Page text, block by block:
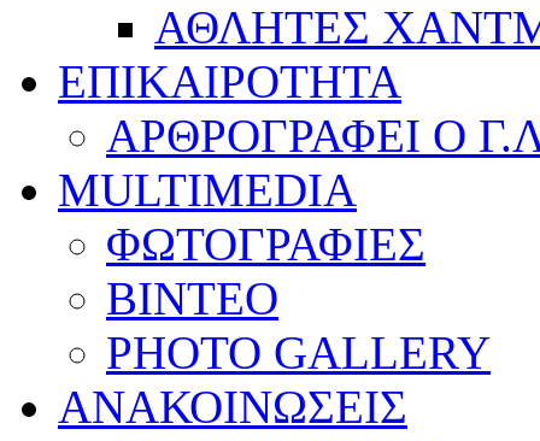
ΑΘΛΗΤΕΣ
ΕΠΙΚΑΙΡΟΤΗΤΑ
ΑΡΘΡΟΓΡΑΦΕΙ Ο
MULTIMEDIA
ΦΩΤΟΓΡΑΦΙΕΣ
ΒΙΝΤΕΟ
PHOTO GALLERY
ΑΝΑΚΟΙΝΩΣΕΙΣ